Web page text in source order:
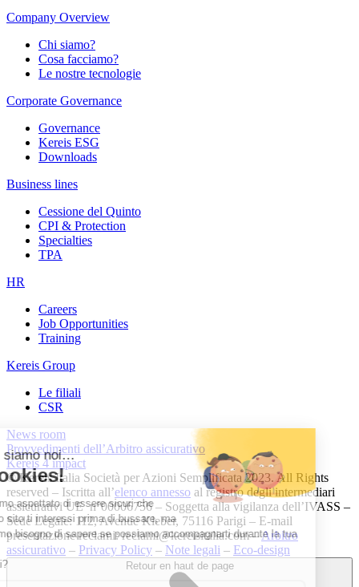
Company Overview
Chi siamo?
Cosa facciamo?
Le nostre tecnologie
Corporate Governance
Governance
Kereis ESG
Downloads
Business lines
Cessione del Quinto
CPI & Protection
Specialties
TPA
HR
Careers
Job Opportunities
Training
Kereis Group
Le filiali
CSR
News room
Provvedimenti dell’Arbitro assicurativo
Kereis 4 impact
© Kereis Italia Società per Azioni Semplificata 2023. All Rights
reserved – Iscritta all’elenco annesso al registro degli intermediari
assicurativi UE n°00006756 – Soggetta alla vigilanza dell’IVASS –
Sede Legale: 112, Avenue Kleber, 75116 Parigi – E-mail
presentazione reclami: reclami@kereisitalia.com –Arbitro
assicurativo – Privacy Policy – Note legali – Eco-design
Retour en haut de page